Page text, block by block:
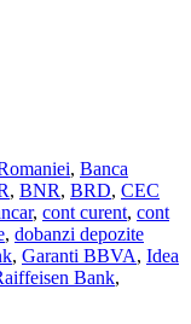
, Banca
, BNR, BRD, CEC
, cont curent, cont
, dobanzi depozite
, Garanti BBVA, Idea
Bank,